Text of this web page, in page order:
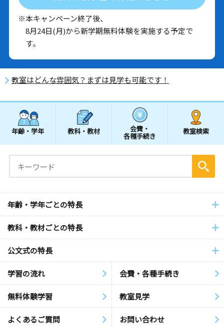
※本キャンペーン終了後、
8月24日(月)から新学期無料体験を実施する予定で
す。
教室はどんな雰囲気？まずは見学も可能です！
年齢・学年 教科・教材 会費・
各種手続き
教室検索
年齢・学年ごとの特長
教科・教材ごとの特長
公文式の特長
学習の流れ 会費・各種手続き
無料体験学習 教室見学
よくあるご質問 お問い合わせ